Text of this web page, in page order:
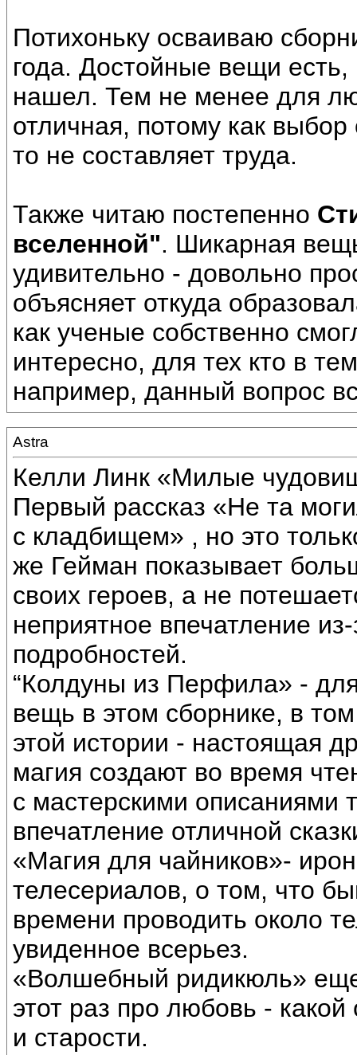
Потихоньку осваиваю
года. Достойные вещи
нашел. Тем не менее для
отличная, потому как выбор
то не составляет труда.
Также читаю постепенно
вселенной". Шикарная
удивительно - довольно
объясняет откуда
как ученые собственно
интересно, для тех кто в
например, данный вопрос
Astra
Келли Линк «Милые
Первый рассказ «Не та
с кладбищем» , но это
же Гейман показывает
своих героев, а не
неприятное впечатление
подробностей.
“Колдуны из Перфила» -
вещь в этом сборнике, в
этой истории - настоящая
магия создают во время
с мастерскими описаниями
впечатление отличной
«Магия для чайников»-
телесериалов, о том, что
времени проводить около
увиденное всерьез.
«Волшебный ридикюль»
этот раз про любовь -
и старости.